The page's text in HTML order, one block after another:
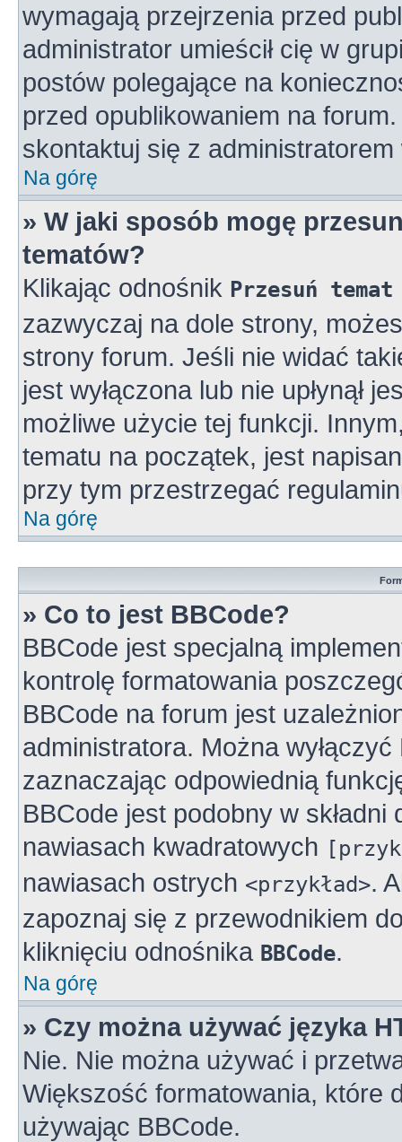
wymagają przejrzenia przed
administrator umieścił cię w
postów polegające na
przed opublikowaniem na
skontaktuj się z administratorem
Na górę
» W jaki sposób mogę
tematów?
Klikając odnośnik Przesuń
zazwyczaj na dole strony,
strony forum. Jeśli nie widać
jest wyłączona lub nie upłynął
możliwe użycie tej funkcji.
tematu na początek, jest
przy tym przestrzegać
Na górę
» Co to jest BBCode?
BBCode jest specjalną
kontrolę formatowania
BBCode na forum jest
administratora. Można
zaznaczając odpowiednią
BBCode jest podobny w
nawiasach kwadratowych
nawiasach ostrych <przykład>.
zapoznaj się z przewodnikiem
kliknięciu odnośnika BBCode.
Na górę
» Czy można używać języka
Nie. Nie można używać i
Większość formatowania, które
używając BBCode.